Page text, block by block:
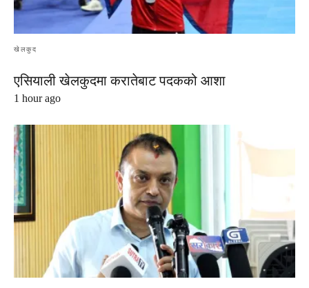
खेलकुद
एसियाली खेलकुदमा करातेबाट पदकको आशा
1 hour ago